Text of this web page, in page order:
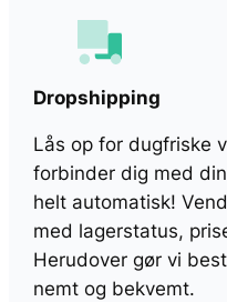
Dropshipping
Lås op for dugfriske
forbinder dig med
helt automatisk!
med lagerstatus,
Herudover gør vi
nemt og bekvemt.